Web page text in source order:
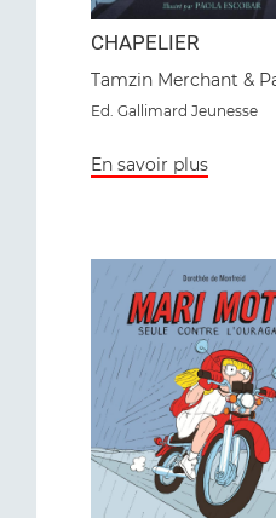
CHAPELIER
Tamzin Merchant &
Ed. Gallimard Jeunesse
En savoir plus